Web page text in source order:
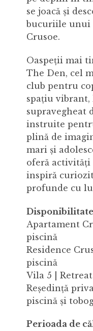
se joacă și
bucuriile unui
Crusoe.
Oaspeții mai
The Den, cel
club pentru
spațiu
supravegheat
instruite
plină de
mari și
oferă activități
inspiră
profunde cu
Apartament
piscină
Residence
piscină
Vila 5 |
Reședință
piscină și
Perioada de